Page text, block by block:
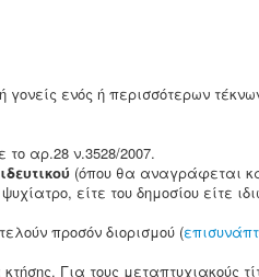
γονείς ενός ή περισσότερων
αρ.28 ν.3528/2007.
(όπου θα αναγράφεται
είτε του δημοσίου είτε
προσόν διορισμού (
Για τους μεταπτυχιακούς